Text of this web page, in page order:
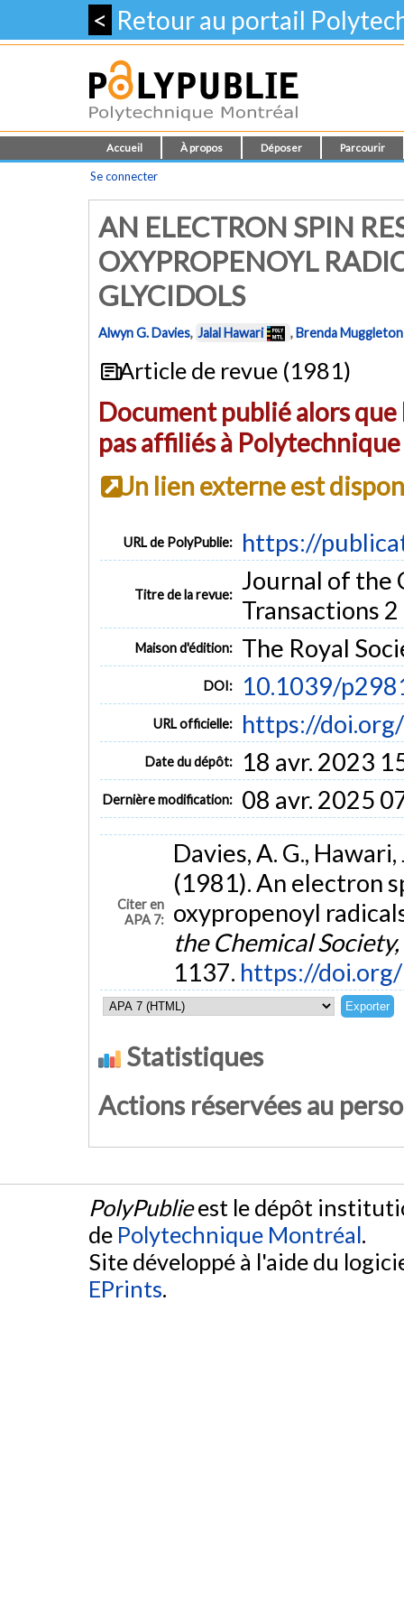
< Retour au portail
Accueil À propos Déposer Parcourir
Se connecter
AN ELECTRON SPIN
OXYPROPENOYL
GLYCIDOLS
Alwyn G. Davies, Jalal Hawari ,Brenda Muggleton
Article de revue (1981)
Document publié alors
pas affiliés à
Un lien externe est
URL de PolyPublie: https://
Titre de la revue: Journal of the
Transactions 2
Maison d'édition: The Royal
DOI: 10.1039/
URL officielle: https://
Date du dépôt: 18 avr. 2023
Dernière modification: 08 avr. 2025
Citer en
APA 7:
Davies, A. G.,
(1981). An electron
oxypropenoyl
the Chemical
1137. https://
Statistiques
Actions réservées au
PolyPublieest le dépôt
de Polytechnique Montréal.
Site développé à l'aide du
EPrints.